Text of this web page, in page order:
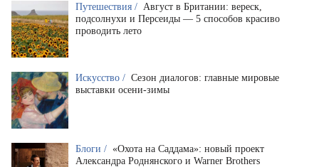
Путешествия / Август в Британии: вереск,
подсолнухи и Персеиды — 5 способов красиво
проводить лето
Искусство / Сезон диалогов: главные мировые
выставки осени-зимы
Блоги / «Охота на Саддама»: новый проект
Александра Роднянского и Warner Brothers